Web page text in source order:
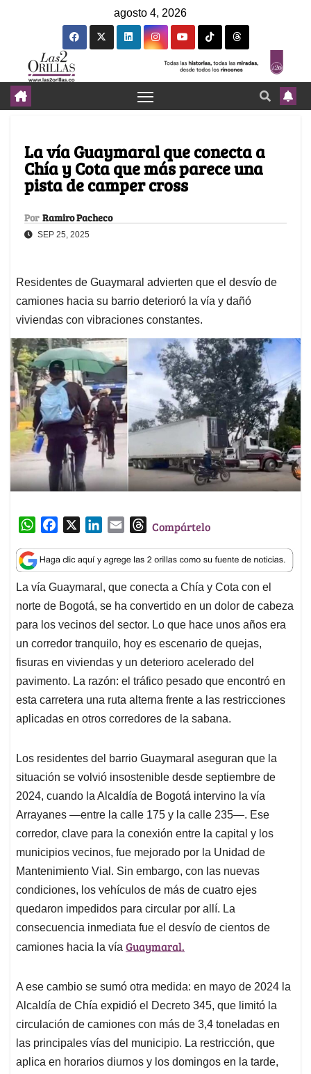
agosto 4, 2026
La vía Guaymaral que conecta a
Chía y Cota que más parece una
pista de camper cross
Por Ramiro Pacheco
SEP 25, 2025
Residentes de Guaymaral advierten que el desvío de
camiones hacia su barrio deterioró la vía y dañó
viviendas con vibraciones constantes.
W
a
t
s
A
p
p
c
e
b
o
o
k
n
k
e
d
I
n
a
i
l
T
r
e
a
d
s
Compártelo
La vía Guaymaral, que conecta a Chía y Cota con el
norte de Bogotá, se ha convertido en un dolor de cabeza
para los vecinos del sector. Lo que hace unos años era
un corredor tranquilo, hoy es escenario de quejas,
fisuras en viviendas y un deterioro acelerado del
pavimento. La razón: el tráfico pesado que encontró en
esta carretera una ruta alterna frente a las restricciones
aplicadas en otros corredores de la sabana.
Los residentes del barrio Guaymaral aseguran que la
situación se volvió insostenible desde septiembre de
2024, cuando la Alcaldía de Bogotá intervino la vía
Arrayanes —entre la calle 175 y la calle 235—. Ese
corredor, clave para la conexión entre la capital y los
municipios vecinos, fue mejorado por la Unidad de
Mantenimiento Vial. Sin embargo, con las nuevas
condiciones, los vehículos de más de cuatro ejes
quedaron impedidos para circular por allí. La
consecuencia inmediata fue el desvío de cientos de
camiones hacia la vía Guaymaral.
A ese cambio se sumó otra medida: en mayo de 2024 la
Alcaldía de Chía expidió el Decreto 345, que limitó la
circulación de camiones con más de 3,4 toneladas en
las principales vías del municipio. La restricción, que
aplica en horarios diurnos y los domingos en la tarde,